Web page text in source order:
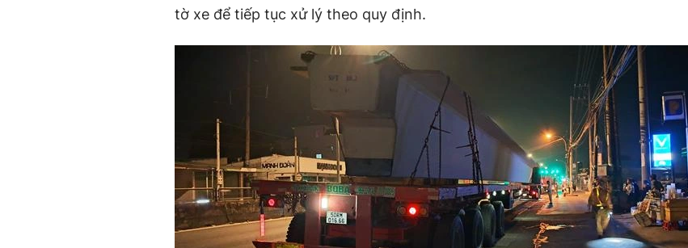
tờ xe để tiếp tục xử lý theo quy định.